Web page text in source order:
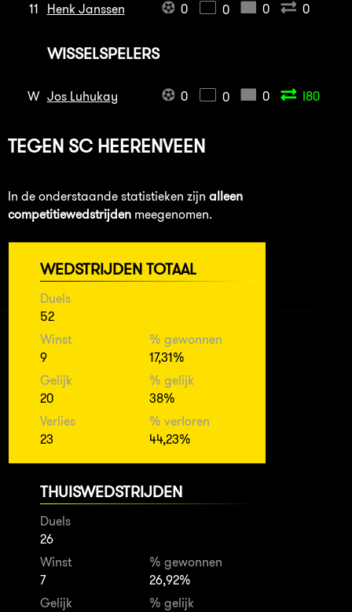
11
Henk Janssen 0 0 0 0
WISSELSPELERS
W Jos Luhukay 0 0 0 I80
TEGEN SC HEERENVEEN
In de onderstaande statistieken zijn alleen
competitiewedstrijden meegenomen.
WEDSTRIJDEN TOTAAL
Duels
52
Winst
9
% gewonnen
17,31%
Gelijk
20
% gelijk
38%
Verlies
23
% verloren
44,23%
THUISWEDSTRIJDEN
Duels
26
Winst
7
% gewonnen
26,92%
Gelijk
% gelijk